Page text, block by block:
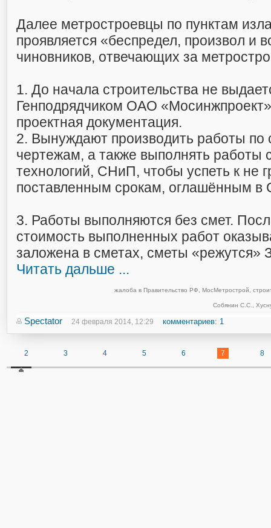
Далее метростроевцы по пунктам
проявляется «беспредел, произвол и
чиновников, отвечающих за
1. До начала строительства не
Генподрядчиком ОАО
проектная документация.
2. Вынуждают производить работы по
чертежам, а также выполнять работы
технологий, СНиП, чтобы успеть к не
поставленным срокам, оглашённым
3. Работы выполняются без смет.
стоимость выполненных работ
заложена в сметах, сметы «режутся»
Читать дальше ...
жалоба в Правительство РФ МосМетрострой
Собянин С.С.
Spectator 24 февраля 2014, 12:29 комментариев: 1
2 3 4 5 6 7 8